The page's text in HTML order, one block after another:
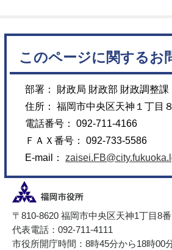
このページに関するお
部署： 財政局 財政部 財政調整課
住所： 福岡市中央区天神１丁目
電話番号： 092-711-4166
ＦＡＸ番号： 092-733-5586
E-mail：
〒810-8620 福岡市中央区天神1丁目8
代表電話：092-711-4111
市役所開庁時間：8時45分から18時00